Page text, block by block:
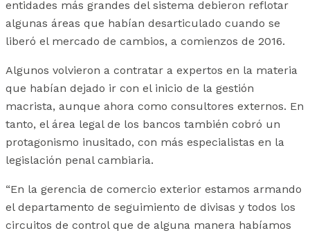
entidades más grandes del sistema debieron reflotar
algunas áreas que habían desarticulado cuando se
liberó el mercado de cambios, a comienzos de 2016.
Algunos volvieron a contratar a expertos en la materia
que habían dejado ir con el inicio de la gestión
macrista, aunque ahora como consultores externos. En
tanto, el área legal de los bancos también cobró un
protagonismo inusitado, con más especialistas en la
legislación penal cambiaria.
“En la gerencia de comercio exterior estamos armando
el departamento de seguimiento de divisas y todos los
circuitos de control que de alguna manera habíamos